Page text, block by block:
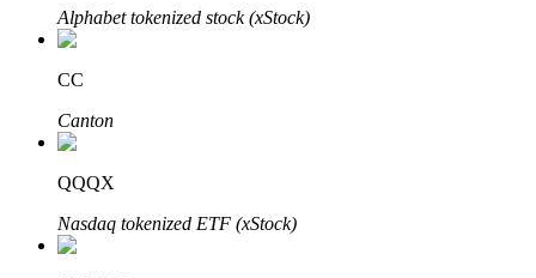
Авто Инвест
Получите долгосрочную прибыль и гибкие проценты
Alphabet tokenized stock (xStock)
CC
Canton
QQQX
Nasdaq tokenized ETF (xStock)